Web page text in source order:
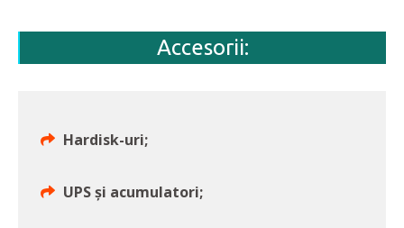
Accesorii:
Hardisk-uri;
UPS și acumulatori;